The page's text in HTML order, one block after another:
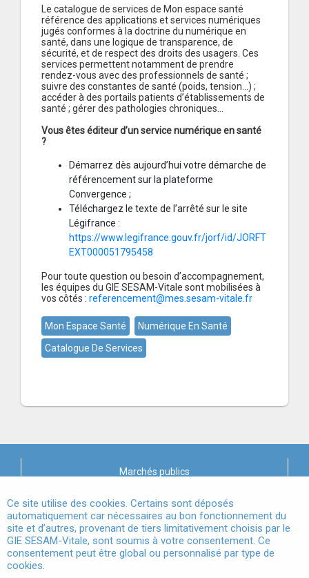
Le catalogue de services de Mon espace santé
référence des applications et services numériques
jugés conformes à la doctrine du numérique en
santé, dans une logique de transparence, de
sécurité, et de respect des droits des usagers. Ces
services permettent notamment de prendre
rendez-vous avec des professionnels de santé ;
suivre des constantes de santé (poids, tension…) ;
accéder à des portails patients d’établissements de
santé ; gérer des pathologies chroniques…
Vous êtes éditeur d’un service numérique en santé
?
Démarrez dès aujourd’hui votre démarche de
référencement sur la plateforme
Convergence ;
Téléchargez le texte de l’arrêté sur le site
Légifrance :
https://www.legifrance.gouv.fr/jorf/id/JORFT
EXT000051795458
Pour toute question ou besoin d’accompagnement,
les équipes du GIE SESAM-Vitale sont mobilisées à
vos côtés : referencement@mes.sesam-vitale.fr
Mon Espace Santé
Numérique En Santé
Catalogue De Services
Marchés publics
Mentions légales
Conditions Générales d'Utilisation
Données à Caractère Personnel
Ce site utilise des cookies. Certains sont déposés
automatiquement car nécessaires au bon fonctionnement du
site et d’autres, provenant de tiers limitativement choisis par le
GIE SESAM-Vitale, sont soumis à votre consentement. Ce
consentement peut être global ou personnalisé par type de
cookies.